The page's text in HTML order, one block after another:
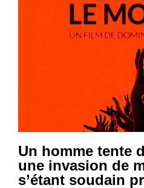
Un homme tente
une invasion de
s’étant soudain